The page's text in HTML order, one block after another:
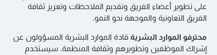
على تطوير أعضاء الفريق وتقديم الملاحظات وتعزيز ثقافة
الفريق التعاونية والموجهة نحو النمو.
محترفو الموارد البشرية قادة الموارد البشرية المسؤولون عن
إشراك الموظفين وتطويرهم وثقافة المنظمة. سيستخدم